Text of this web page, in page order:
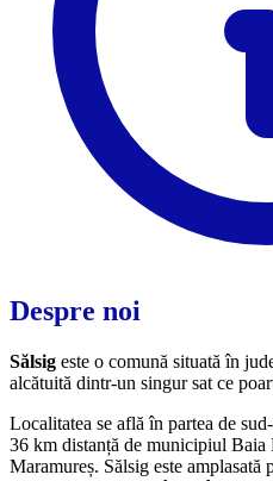
Despre noi
Sălsig este o comună situată în
alcătuită dintr-un singur sat ce
Localitatea se află în partea de
36 km distanță de municipiul Baia
Maramureș. Sălsig este